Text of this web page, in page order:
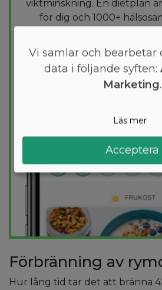
viktminskning. En dietplan
för dig och 1000+
kalorimål varje
PROVA
Förbränning av
Hur lång tid tar det att bränna
Vi samlar och bearbetar
data i följande syften:
Marketing.
Läs mer
Acceptera